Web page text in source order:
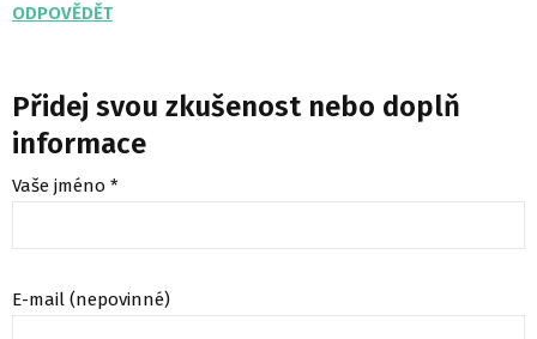
ODPOVĚDĚT
Přidej svou zkušenost nebo doplň
informace
Vaše jméno *
E-mail (nepovinné)